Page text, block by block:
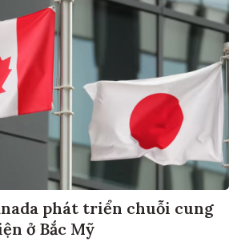
phát triển chuỗi cung
ở Bắc Mỹ